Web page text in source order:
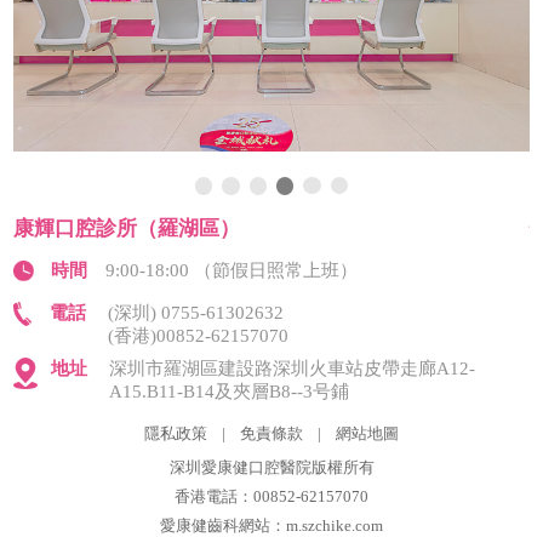
康輝口腔診所（羅湖區）
時間 9:00-18:00 （節假日照常上班）
電話
(深圳) 0755-61302632
(香港)00852-62157070
地址
深圳市羅湖區建設路深圳火車站皮帶走廊A12-
A15.B11-B14及夾層B8--3号鋪
隱私政策 | 免責條款 | 網站地圖
深圳愛康健口腔醫院版權所有
香港電話：00852-62157070
愛康健齒科網站：m.szchike.com